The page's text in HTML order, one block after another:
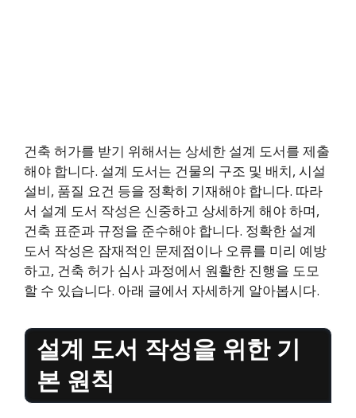
건축 허가를 받기 위해서는 상세한 설계 도서를 제출
해야 합니다. 설계 도서는 건물의 구조 및 배치, 시설
설비, 품질 요건 등을 정확히 기재해야 합니다. 따라
서 설계 도서 작성은 신중하고 상세하게 해야 하며,
건축 표준과 규정을 준수해야 합니다. 정확한 설계
도서 작성은 잠재적인 문제점이나 오류를 미리 예방
하고, 건축 허가 심사 과정에서 원활한 진행을 도모
할 수 있습니다. 아래 글에서 자세하게 알아봅시다.
설계 도서 작성을 위한 기
본 원칙